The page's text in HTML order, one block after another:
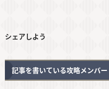
シェアしよう
記事を書いている攻略メンバー